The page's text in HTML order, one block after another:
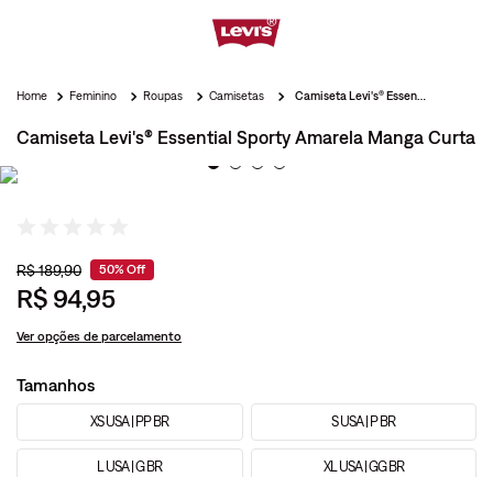
Feminino Roupas Camisetas
Camiseta Levi's® Essential Sporty Amarela Manga Curta
R$189,90 50% Off
R$ 94,95
Ver opções de parcelamento
Tamanhos
XS USA | PP BR S USA | P BR
L USA | G BR XL USA | GG BR